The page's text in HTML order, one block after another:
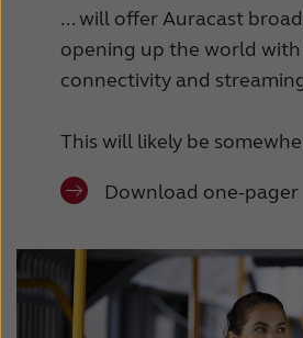
... will offer Auracast
opening up the world with
connectivity and
This will likely be
Download one-pager